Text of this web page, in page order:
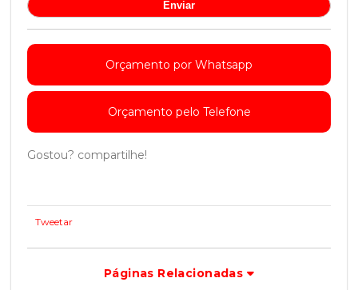
Orçamento por Whatsapp
Orçamento pelo Telefone
Gostou? compartilhe!
Tweetar
Páginas Relacionadas